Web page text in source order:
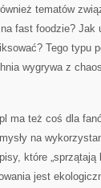
tematów
fast foodzie? Jak
Tego typu
wygrywa z
ma też coś dla
na
które „sprzątają
jest